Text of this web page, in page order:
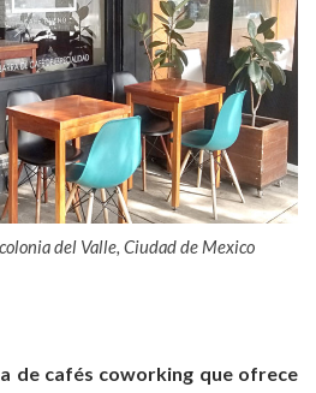
del Valle, Ciudad de Mexico
de cafés coworking que ofrece